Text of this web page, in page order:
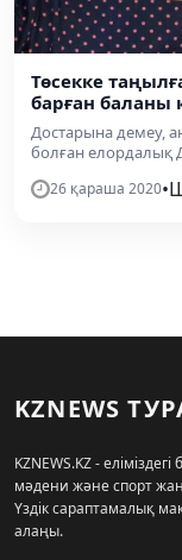
Төсекке
барған баланы
Достарына демеу,
болған елордалық
26 қараша 2020•
KZNEWS
KZNEWS.KZ -
мәдени және спорт
Үздік сараптамалық
алаңы.